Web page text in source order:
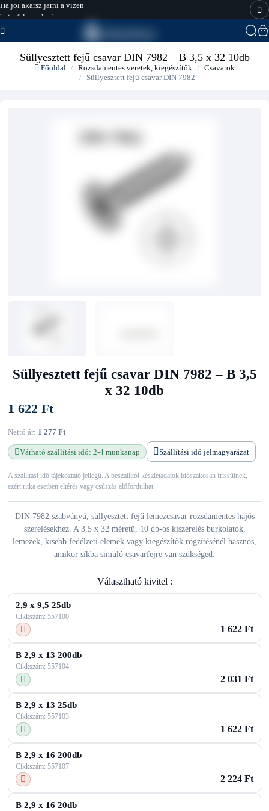
hajo-felszereles.hu
Süllyesztett fejű csavar DIN 7982 – B 3,5 x 32 10db
Főoldal Rozsdamentes veretek, kiegészítők
Csavarok
Süllyesztett fejű csavar DIN 7982
Süllyesztett fejű csavar DIN 7982 – B 3,5
x 32 10db
1 622 Ft
Nettó ár: 1 277 Ft
Várható szállítási idő: 2-4 munkanap Szállítási idő jelmagyarázat
A szállítási idő tájékoztató jellegű. A beszállítói készletadatok időszakosan frissülnek,
ezért ritka esetben eltérés vagy csúszás előfordulhat.
DIN 7982 szabványú, süllyesztett fejű lemezcsavar rozsdamentes hajós
szerelésekhez. A 3,5 x 32 méretű, 10 db-os kiszerelés burkolatok,
lemezek, kisebb fedélzeti elemek vagy kiegészítők rögzítésénél hasznos,
amikor síkba simuló csavarfejre van szükséged.
Választható kivitel :
2,9 x 9,5 25db
Cikkszám: 557100
1 622 Ft
B 2,9 x 13 200db
Cikkszám: 557104
2 031 Ft
B 2,9 x 13 25db
Cikkszám: 557103
1 622 Ft
B 2,9 x 16 200db
Cikkszám: 557107
2 224 Ft
B 2,9 x 16 20db